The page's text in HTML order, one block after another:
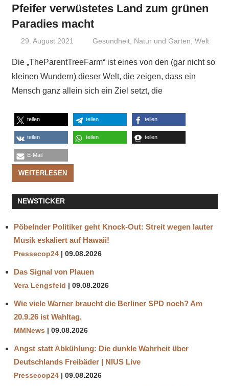
Pfeifer verwüstetes Land zum grünen
Paradies macht
29. August 2021 Niki Vogt
Gesundheit Natur und Garten ,Welt
Die „TheParentTreeFarm“ ist eines von den (gar nicht so
kleinen Wundern) dieser Welt, die zeigen, dass ein
Mensch ganz allein sich ein Ziel setzt, die
teilen teilen teilen
teilen teilen teilen
E-Mail
WEITERLESEN
NEWSTICKER
Pöbelnder Politiker geht Knock-Out: Streit wegen lauter
Musik eskaliert auf Hawaii!
Pressecop24 09.08.2026
Das Signal von Plauen
Vera Lengsfeld 09.08.2026
Wie viele Warner braucht die Berliner SPD noch? Am
20.9.26 ist Wahltag.
MMNews 09.08.2026
Angst statt Abkühlung: Die dunkle Wahrheit über
Deutschlands Freibäder | NIUS Live
Pressecop24 09.08.2026